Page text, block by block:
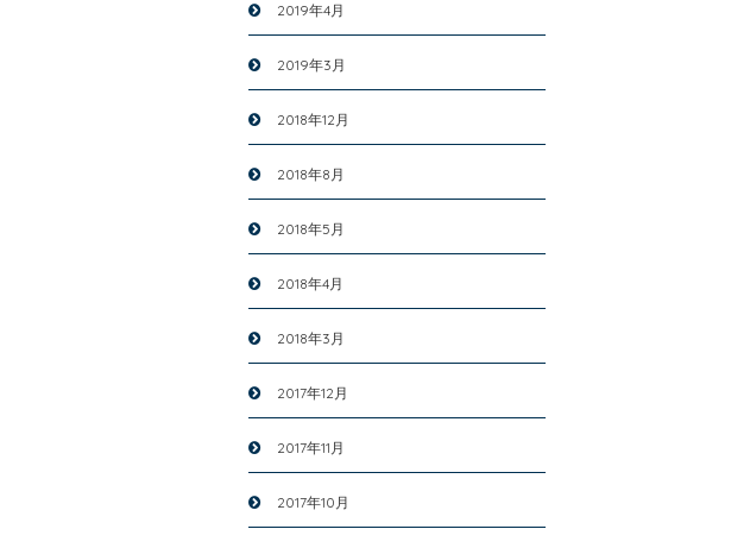
2019年4月
2019年3月
2018年12月
2018年8月
2018年5月
2018年4月
2018年3月
2017年12月
2017年11月
2017年10月